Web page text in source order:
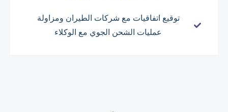
توقيع اتفاقيات مع شركات الطيران ومزاولة
عمليات الشحن الجوي مع الوكلاء